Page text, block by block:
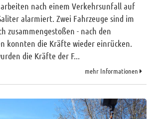
nach einem Verkehrsunfall auf
alarmiert. Zwei Fahrzeuge sind im
zusammengestoßen - nach den
konnten die Kräfte wieder einrücken.
die Kräfte der F...
mehr Informationen